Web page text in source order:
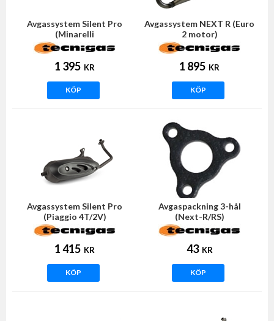
Avgassystem Silent Pro
(Minarelli
liggande/horisontell)
1 395 KR
KÖP
Avgassystem NEXT R (Euro
2 motor)
1 895 KR
KÖP
Avgassystem Silent Pro
(Piaggio 4T/2V)
1 415 KR
KÖP
Avgaspackning 3-hål
(Next-R/RS)
43 KR
KÖP